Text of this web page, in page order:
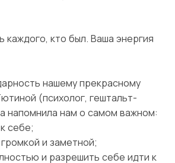
каждого, кто был. Ваша энергия
нашему прекрасному
(психолог, гештальт-
напомнила нам о самом важном:
себе;
и заметной;
и разрешить себе идти к